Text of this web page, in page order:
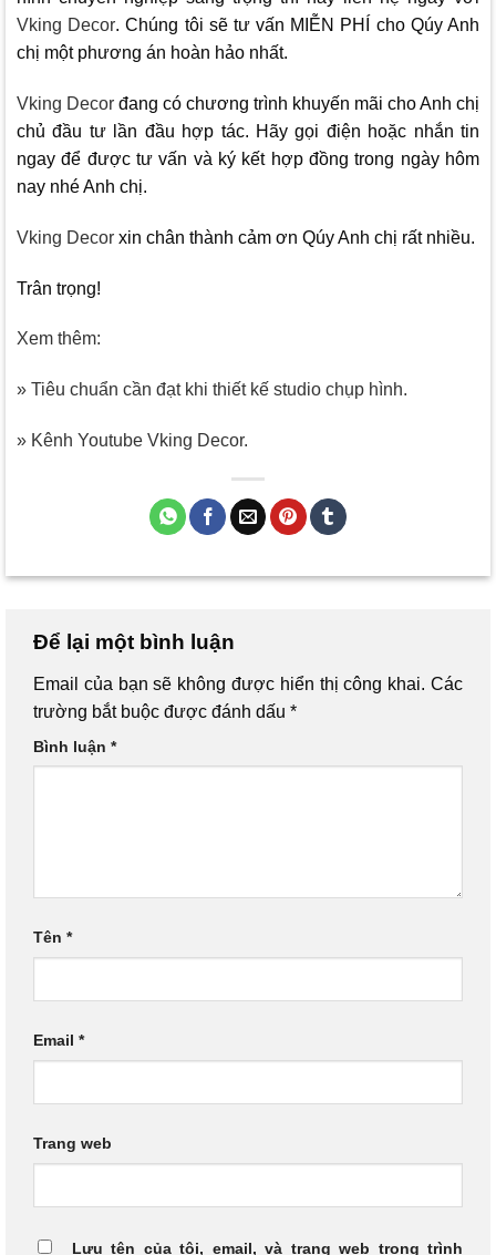
Vking Decor. Chúng tôi sẽ tư vấn MIỄN PHÍ cho Qúy Anh
chị một phương án hoàn hảo nhất.
Vking Decor đang có chương trình khuyến mãi cho Anh chị
chủ đầu tư lần đầu hợp tác. Hãy gọi điện hoặc nhắn tin
ngay để được tư vấn và ký kết hợp đồng trong ngày hôm
nay nhé Anh chị.
Vking Decor xin chân thành cảm ơn Qúy Anh chị rất nhiều.
Trân trọng!
Xem thêm:
» Tiêu chuẩn cần đạt khi thiết kế studio chụp hình.
» Kênh Youtube Vking Decor.
Để lại một bình luận
Email của bạn sẽ không được hiển thị công khai. Các
trường bắt buộc được đánh dấu *
Bình luận *
Tên *
Email *
Trang web
Lưu tên của tôi, email, và trang web trong trình